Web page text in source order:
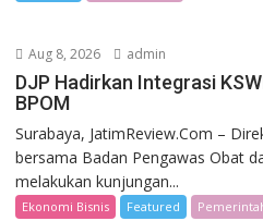
Aug 8, 2026 admin
DJP Hadirkan Integrasi
BPOM
Surabaya, JatimReview.Com –
bersama Badan Pengawas Obat
melakukan kunjungan...
Ekonomi Bisnis Featured